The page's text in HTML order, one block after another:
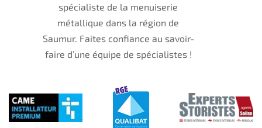
spécialiste de la menuiserie
métallique dans la région de
Saumur. Faites confiance au savoir-
faire d’une équipe de spécialistes !